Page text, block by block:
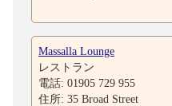
Massalla Lounge
レストラン
電話: 01905 729 955
住所: 35 Broad Street